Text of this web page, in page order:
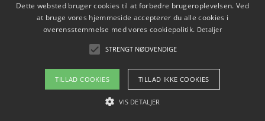
Sådan har udviklingen inden for genbrug af elektronik
ændret sig
Copyright 2026 - Pilanto Aps
Om / kontakt
Dette websted bruger cookies til at forbedre brugeroplevelsen. Ved
at bruge vores hjemmeside accepterer du alle cookies i
overensstemmelse med vores cookiepolitik. Detaljer
STRENGT NØDVENDIGE
TILLAD COOKIES TILLAD IKKE COOKIES
VIS DETALJER